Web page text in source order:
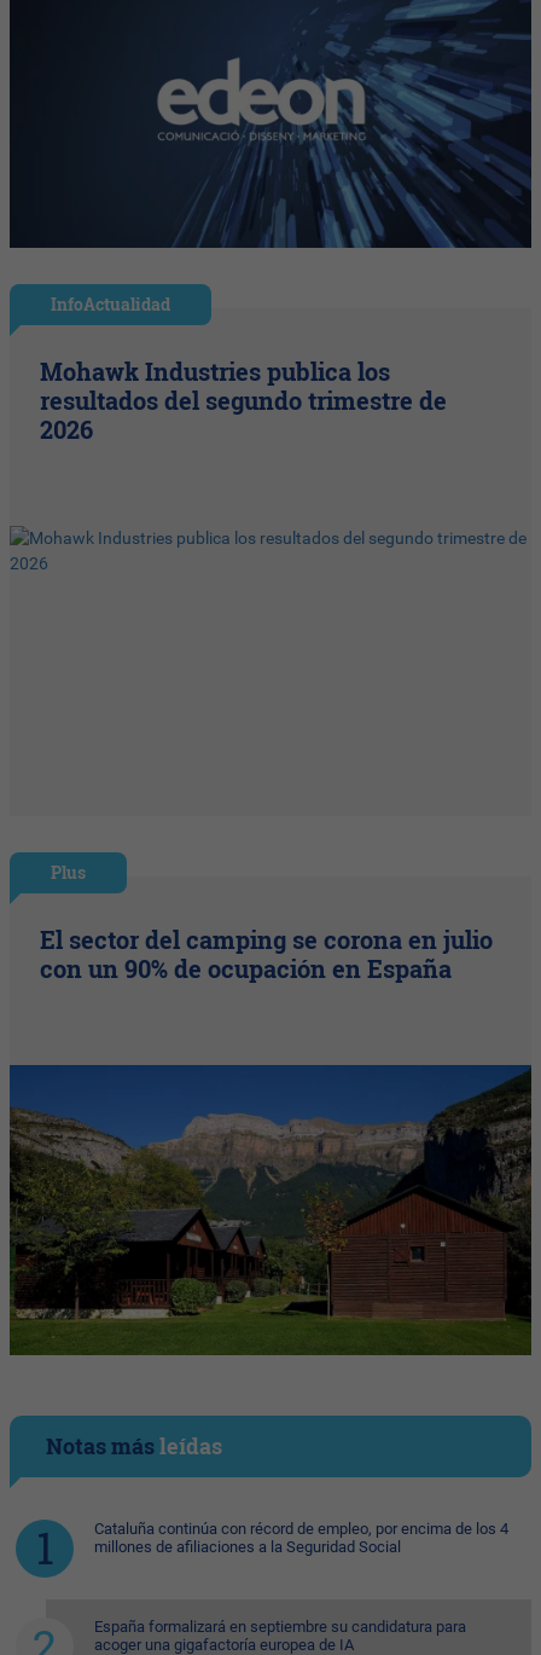
InfoActualidad
Mohawk Industries publica los
resultados del segundo trimestre de
2026
Plus
El sector del camping se corona en julio
con un 90% de ocupación en España
Notas másleídas
Cataluña continúa con récord de empleo, por encima de los 4
millones de afiliaciones a la Seguridad Social
España formalizará en septiembre su candidatura para
acoger una gigafactoría europea de IA